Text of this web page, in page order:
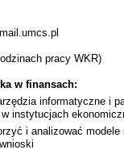
pracy WKR)
w finansach:
informatyczne i
instytucjach
i analizować